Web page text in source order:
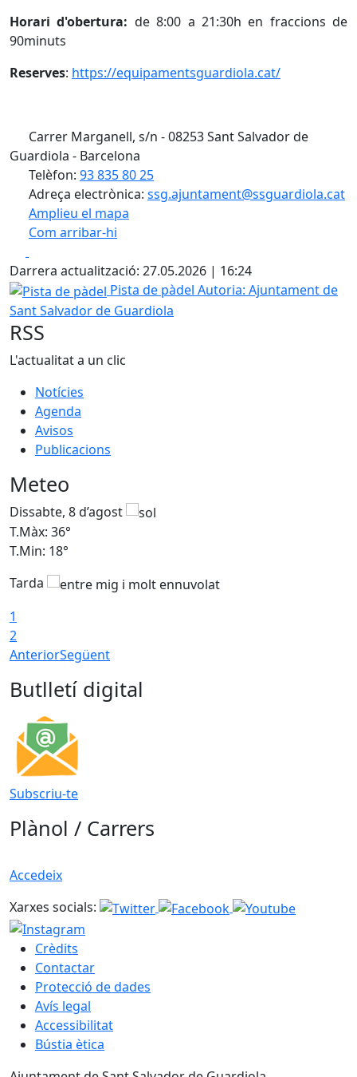
Horari d'obertura: de 8:00 a 21:30h en fraccions de
90minuts
Reserves: https://equipamentsguardiola.cat/
Carrer Marganell, s/n - 08253 Sant Salvador de
Guardiola - Barcelona
Telèfon: 93 835 80 25
Adreça electrònica: ssg.ajuntament@ssguardiola.cat
Amplieu el mapa
Com arribar-hi
+
−
Darrera actualització: 27.05.2026 | 16:24
Pista de pàdel
Pista de pàdel Autoria: Ajuntament de
Sant Salvador de Guardiola
RSS
L'actualitat a un clic
Notícies
Agenda
Avisos
Publicacions
Meteo
Dissabte, 8 d’agost
T.Màx: 36°
T.Min: 18°
Tarda
1
2
AnteriorSegüent
Butlletí digital
Subscriu-te
Plànol / Carrers
Accedeix
Xarxes socials:
Crèdits
Contactar
Protecció de dades
Avís legal
Accessibilitat
Bústia ètica